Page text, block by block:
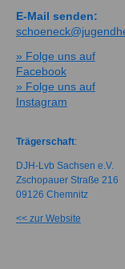
E-Mail senden:
» Folge uns auf
Facebook
» Folge uns auf
Instagram
Trägerschaft:
DJH-Lvb Sachsen e.V.
Zschopauer Straße 216
09126 Chemnitz
<< zur Website